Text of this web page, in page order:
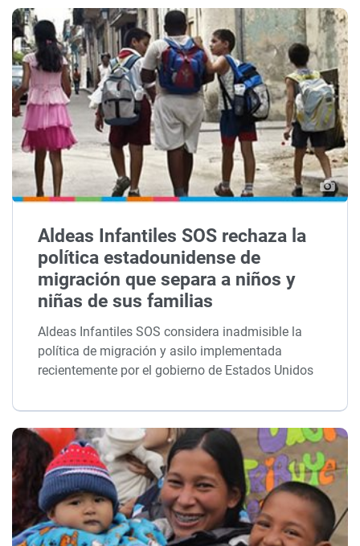
Aldeas Infantiles SOS rechaza la
política estadounidense de
migración que separa a niños y
niñas de sus familias
Aldeas Infantiles SOS considera inadmisible la
política de migración y asilo implementada
recientemente por el gobierno de Estados Unidos